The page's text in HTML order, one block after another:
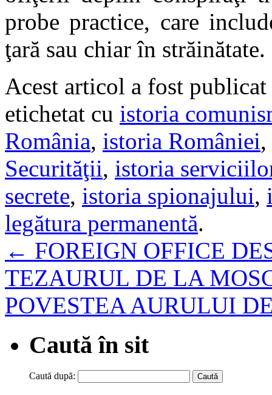
probe practice, care
ţară sau chiar în străinătate.
Acest articol a fost
etichetat cu istoria
România, istoria României,
Securităţii, istoria
secrete, istoria spionajului,
legătura permanentă.
← FOREIGN OFFICE
TEZAURUL DE LA
POVESTEA AURULUI
Caută în sit
Caută după: